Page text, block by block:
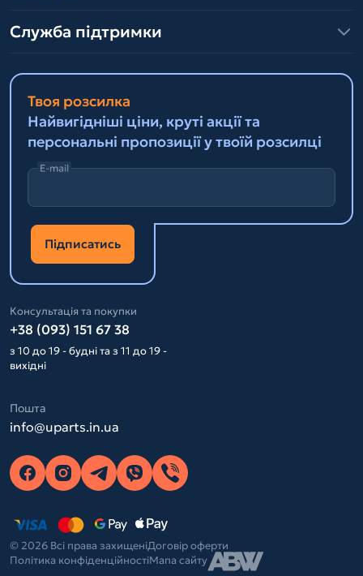
Служба підтримки
Твоя розсилка
Найвигідніші ціни, круті акції та
персональні пропозиції у твоїй розсилці
E-mail
Підписатись
Консультація та покупки
+38 (093) 151 67 38
з 10 до 19 - будні та з 11 до 19 -
вихідні
Пошта
info@uparts.in.ua
© 2026 Всі права захищеніДоговір оферти
Політика конфіденційностіМапа сайту